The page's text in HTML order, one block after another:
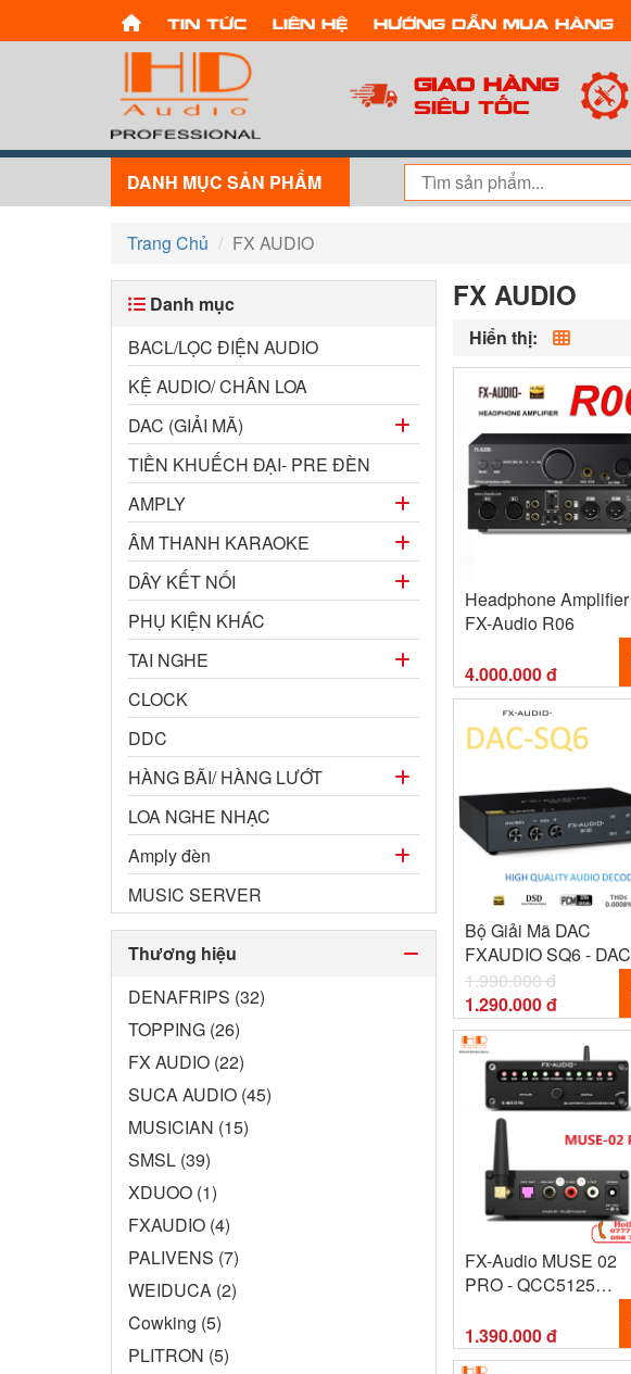
Tin tức Liên hệ Hướng dẫn mua hàng
Giao hàng
Siêu tốc
DANH MỤC SẢN PHẨM
Trang Chủ FX AUDIO
Danh mục
BACL/LỌC ĐIỆN AUDIO
KỆ AUDIO/ CHÂN LOA
DAC (GIẢI MÃ)
TIỀN KHUẾCH ĐẠI- PRE ĐÈN
AMPLY
ÂM THANH KARAOKE
DÂY KẾT NỐI
PHỤ KIỆN KHÁC
TAI NGHE
CLOCK
DDC
HÀNG BÃI/ HÀNG LƯỚT
LOA NGHE NHẠC
Amply đèn
MUSIC SERVER
Thương hiệu
DENAFRIPS (32)
TOPPING (26)
FX AUDIO (22)
SUCA AUDIO (45)
MUSICIAN (15)
SMSL (39)
XDUOO (1)
FXAUDIO (4)
PALIVENS (7)
WEIDUCA (2)
Cowking (5)
PLITRON (5)
FX AUDIO
Hiển thị:
Headphone Amplifier
FX-Audio R06
4.000.000 đ
Bộ Giải Mã DAC
FXAUDIO SQ6 - DAC
Chơi Oto
1.990.000 đ
1.290.000 đ
FX-Audio MUSE 02
PRO - QCC5125
1.390.000 đ